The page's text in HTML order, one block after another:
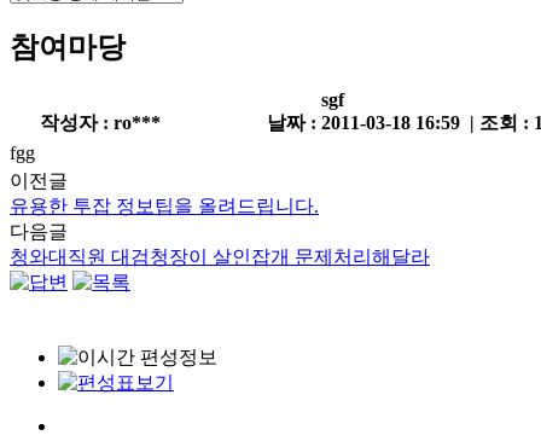
참여마당
sgf
작성자 : ro***
날짜 : 2011-03-18 16:59 | 조회 :
fgg
이전글
유용한 투잡 정보팁을 올려드립니다.
다음글
청와대직원 대검청장이 살인잡개 문제처리해달라